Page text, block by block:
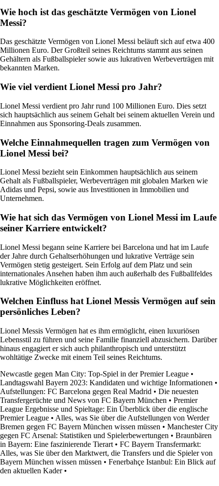
Wie hoch ist das geschätzte Vermögen von Lionel
Messi?
Das geschätzte Vermögen von Lionel Messi beläuft sich auf etwa 400
Millionen Euro. Der Großteil seines Reichtums stammt aus seinen
Gehältern als Fußballspieler sowie aus lukrativen Werbeverträgen mit
bekannten Marken.
Wie viel verdient Lionel Messi pro Jahr?
Lionel Messi verdient pro Jahr rund 100 Millionen Euro. Dies setzt
sich hauptsächlich aus seinem Gehalt bei seinem aktuellen Verein und
Einnahmen aus Sponsoring-Deals zusammen.
Welche Einnahmequellen tragen zum Vermögen von
Lionel Messi bei?
Lionel Messi bezieht sein Einkommen hauptsächlich aus seinem
Gehalt als Fußballspieler, Werbeverträgen mit globalen Marken wie
Adidas und Pepsi, sowie aus Investitionen in Immobilien und
Unternehmen.
Wie hat sich das Vermögen von Lionel Messi im Laufe
seiner Karriere entwickelt?
Lionel Messi begann seine Karriere bei Barcelona und hat im Laufe
der Jahre durch Gehaltserhöhungen und lukrative Verträge sein
Vermögen stetig gesteigert. Sein Erfolg auf dem Platz und sein
internationales Ansehen haben ihm auch außerhalb des Fußballfeldes
lukrative Möglichkeiten eröffnet.
Welchen Einfluss hat Lionel Messis Vermögen auf sein
persönliches Leben?
Lionel Messis Vermögen hat es ihm ermöglicht, einen luxuriösen
Lebensstil zu führen und seine Familie finanziell abzusichern. Darüber
hinaus engagiert er sich auch philanthropisch und unterstützt
wohltätige Zwecke mit einem Teil seines Reichtums.
Newcastle gegen Man City: Top-Spiel in der Premier League •
Landtagswahl Bayern 2023: Kandidaten und wichtige Informationen •
Aufstellungen: FC Barcelona gegen Real Madrid • Die neuesten
Transfergerüchte und News von FC Bayern München • Premier
League Ergebnisse und Spieltage: Ein Überblick über die englische
Premier League • Alles, was Sie über die Aufstellungen von Werder
Bremen gegen FC Bayern München wissen müssen • Manchester City
gegen FC Arsenal: Statistiken und Spielerbewertungen • Braunbären
in Bayern: Eine faszinierende Tierart • FC Bayern Transfermarkt:
Alles, was Sie über den Marktwert, die Transfers und die Spieler von
Bayern München wissen müssen • Fenerbahçe Istanbul: Ein Blick auf
den aktuellen Kader•